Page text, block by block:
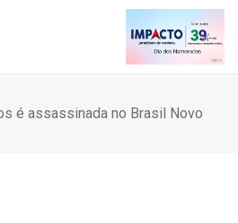
é assassinada no Brasil Novo